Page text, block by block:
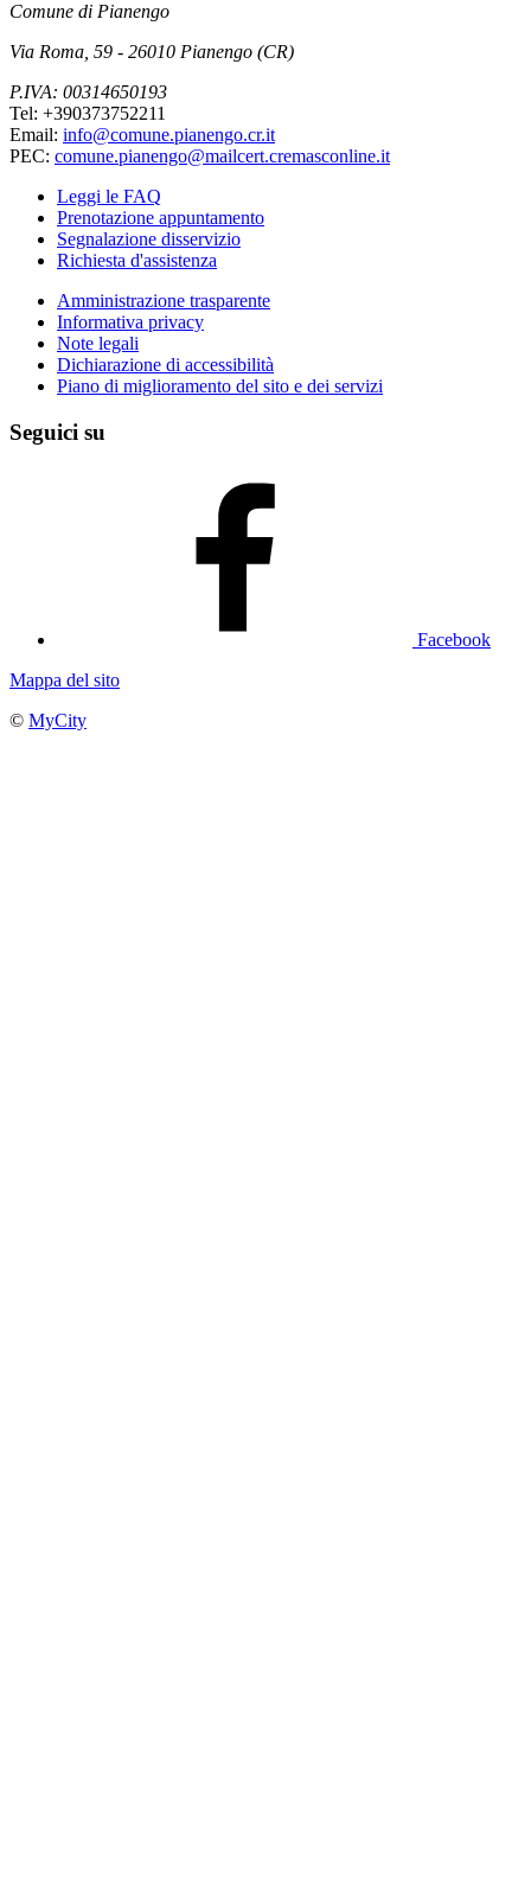
Comune di Pianengo
Via Roma, 59 - 26010 Pianengo (CR)
P.IVA: 00314650193
Tel: +390373752211
Email: info@comune.pianengo.cr.it
PEC: comune.pianengo@mailcert.cremasconline.it
Leggi le FAQ
Prenotazione appuntamento
Segnalazione disservizio
Richiesta d'assistenza
Amministrazione trasparente
Informativa privacy
Note legali
Dichiarazione di accessibilità
Piano di miglioramento del sito e dei servizi
Seguici su
Facebook
Mappa del sito
© MyCity